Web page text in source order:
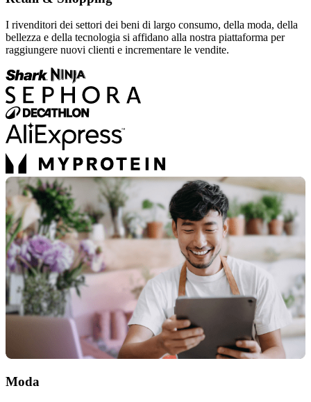
I rivenditori dei settori dei beni di largo consumo, della moda, della
bellezza e della tecnologia si affidano alla nostra piattaforma per
raggiungere nuovi clienti e incrementare le vendite.
Moda